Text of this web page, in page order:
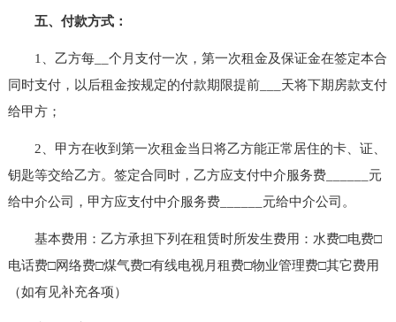
五、付款方式：
1、乙方每__个月支付一次，第一次租金及保证金在签定本合
同时支付，以后租金按规定的付款期限提前___天将下期房款支付
给甲方；
2、甲方在收到第一次租金当日将乙方能正常居住的卡、证、
钥匙等交给乙方。签定合同时，乙方应支付中介服务费______元
给中介公司，甲方应支付中介服务费______元给中介公司。
基本费用：乙方承担下列在租赁时所发生费用：水费□电费□
电话费□网络费□煤气费□有线电视月租费□物业管理费□其它费用
（如有见补充各项）